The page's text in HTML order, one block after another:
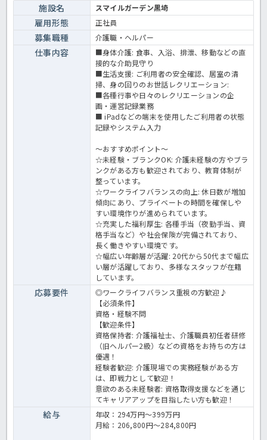
施設名 スマイルガーデン黒埼
雇用形態 正社員
募集職種 介護職・ヘルパー
仕事内容
■身体介護: 食事、入浴、排泄、移動などの直
接的な介助見守り
■生活支援: ご利用者の安全確認、居室の清
掃、身の回りのお世話レクリエーション:
■各種行事や日々のレクリエーションの企
画・運営記録業務
■ iPadなどの端末を使用したご利用者の状態
記録やシステム入力
～おすすめポイント～
☆未経験・ブランクOK: 介護未経験の方やブラ
ンクがある方も歓迎されており、教育体制が
整っています。
☆ワークライフバランスの向上: 休日数が増加
傾向にあり、プライベートの時間を確保しや
すい環境作りが進められています。
☆充実した福利厚生: 各種手当（夜勤手当、資
格手当など）や社会保険が完備されており、
長く働きやすい環境です。
☆幅広い年齢層が活躍: 20代から50代まで幅広
い層が活躍しており、多様なスタッフが在籍
しています。
応募要件
◎ワークライフバランス重視の方歓迎♪
【必須条件】
資格・経験不問
【歓迎条件】
資格保持者: 介護福祉士、介護職員初任者研修
（旧ヘルパー2級）などの資格をお持ちの方は
優遇！
経験者歓迎: 介護現場での実務経験がある方
は、即戦力として歓迎！
意欲のある未経験者: 資格取得支援などを通じ
てキャリアアップを目指したい方も歓迎！
給与
年収：294万円～399万円
月給：206,800円～284,800円